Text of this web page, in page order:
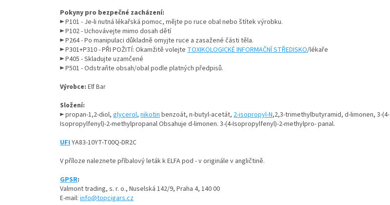
Pokyny pro bezpečné zacházení:
► P101 - Je-li nutná lékařská pomoc, mějte po ruce obal nebo štítek výrobku.
► P102 - Uchovávejte mimo dosah dětí
► P264 - Po manipulaci důkladně omyjte ruce a zasažené části těla.
► P301+P310 - PŘI POŽITÍ: Okamžitě volejte TOXIKOLOGICKÉ INFORMAČNÍ STŘEDISKO/lékaře
► P405 - Skladujte uzamčené
► P501 - Odstraňte obsah/obal podle platných předpisů.
Výrobce: Elf Bar
Složení:
►propan-1,2-diol, glycerol, nikotinbenzoát, n-butyl-acetát, 2-isopropyl-N,2,3-trimethylbutyramid, d-limonen, 3-(4-
Isopropylfenyl)-2-methylpropanal Obsahuje d-limonen. 3-(4-Isopropylfenyl)-2-methylpro- panal.
UFIYA83-10YT-T00Q-DR2C
V příloze naleznete příbalový leták k ELFA pod - v originále v angličtině.
GPSR:
Valmont trading, s. r. o., Nuselská 142/9, Praha 4, 140 00
E-mail: info@topcigars.cz